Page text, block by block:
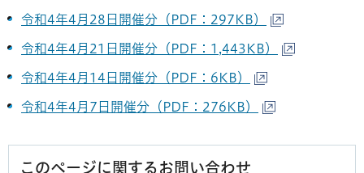
令和4年4月28日開催分（PDF：297KB）
令和4年4月21日開催分（PDF：1,443KB）
令和4年4月14日開催分（PDF：6KB）
令和4年4月7日開催分（PDF：276KB）
このページに関するお問い合わせ